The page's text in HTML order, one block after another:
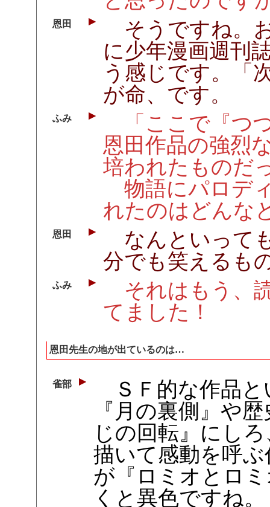
恩田
そうですね。
に少年漫画週刊
う感じです。「
が命、です。
ふみ
「ここで『つ
恩田作品の強烈
培われたものだ
物語にパロデ
れたのはどんな
恩田
なんといって
分でも笑えるも
ふみ
それはもう、
てました！
恩田先生の地が出ているのは…
雀部
ＳＦ的な作品と
『月の裏側』や
じの回転』にし
描いて感動を呼
が『ロミオとロ
くと異色ですね。